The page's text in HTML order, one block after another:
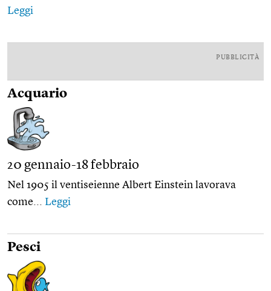
Leggi
PUBBLICITÀ
Acquario
20 gennaio-18 febbraio
Nel 1905 il ventiseienne Albert Einstein lavorava
come... Leggi
Pesci